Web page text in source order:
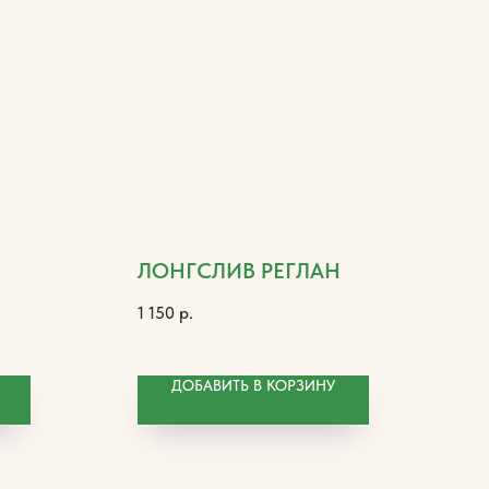
ЛОНГСЛИВ РЕГЛАН
1 150 р.
ДОБАВИТЬ В КОРЗИНУ